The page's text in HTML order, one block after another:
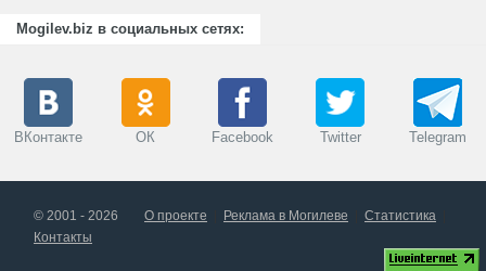
Mogilev.biz в социальных сетях:
ВКонтакте ОК Facebook Twitter Telegram
© 2001 - 2026 О проекте Реклама в Могилеве
Статистика
Контакты